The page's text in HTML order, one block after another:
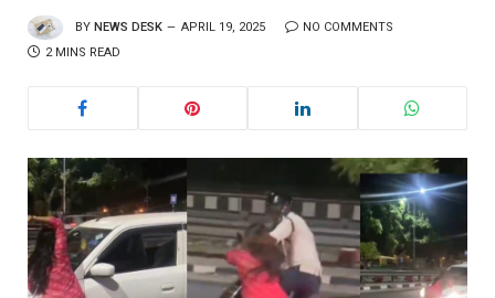
BY NEWS DESK APRIL 19, 2025
NO COMMENTS
2 MINS READ